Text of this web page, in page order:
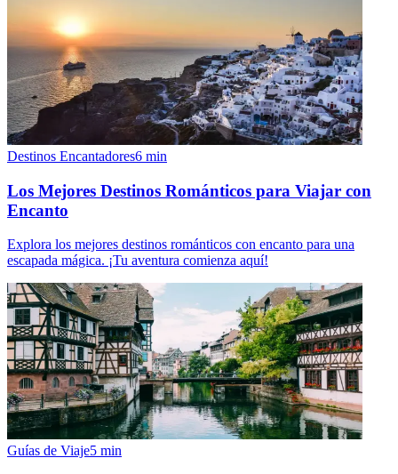
Destinos Encantadores6 min
Los Mejores Destinos Románticos para Viajar con
Encanto
Explora los mejores destinos románticos con encanto para una
escapada mágica. ¡Tu aventura comienza aquí!
Guías de Viaje5 min